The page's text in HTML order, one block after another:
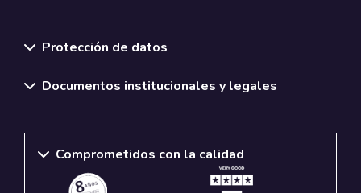
Protección de datos
Documentos institucionales y legales
Comprometidos con la calidad